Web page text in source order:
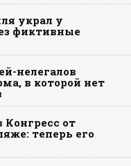
украл у
фиктивные
нелегалов
в которой нет
от
теперь его